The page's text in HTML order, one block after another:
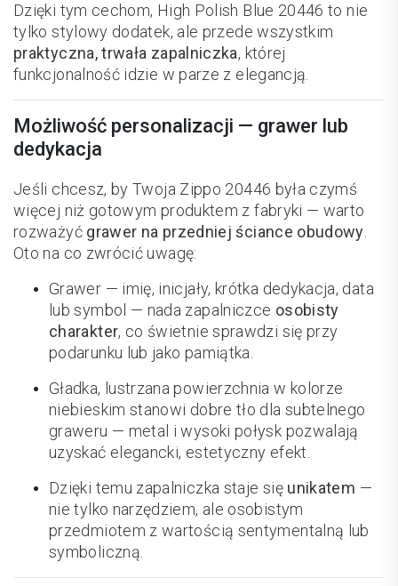
Dzięki tym cechom, High Polish Blue 20446 to nie
tylko stylowy dodatek, ale przede wszystkim
praktyczna, trwała zapalniczka, której
funkcjonalność idzie w parze z elegancją.
Możliwość personalizacji — grawer lub
dedykacja
Jeśli chcesz, by Twoja Zippo 20446 była czymś
więcej niż gotowym produktem z fabryki — warto
rozważyć grawer na przedniej ściance obudowy.
Oto na co zwrócić uwagę:
Grawer — imię, inicjały, krótka dedykacja, data
lub symbol — nada zapalniczce osobisty
charakter, co świetnie sprawdzi się przy
podarunku lub jako pamiątka.
Gładka, lustrzana powierzchnia w kolorze
niebieskim stanowi dobre tło dla subtelnego
graweru — metal i wysoki połysk pozwalają
uzyskać elegancki, estetyczny efekt.
Dzięki temu zapalniczka staje się unikatem —
nie tylko narzędziem, ale osobistym
przedmiotem z wartością sentymentalną lub
symboliczną.